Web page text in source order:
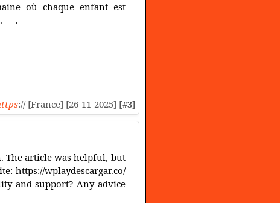
où chaque enfant est
.
:// [France] [26-11-2025] [#3]
The article was helpful, but
https://wplaydescargar.co/
and support? Any advice